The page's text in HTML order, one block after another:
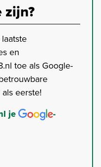
en
toe als Google-
eerste!
je
-